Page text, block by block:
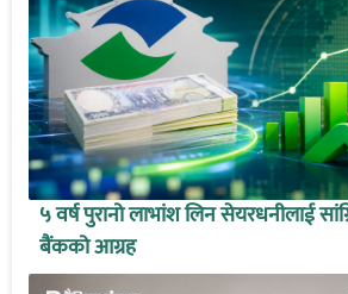
५ वर्ष पुरानो लाभांश लिन सेयरधनीलाई
बैंकको आग्रह